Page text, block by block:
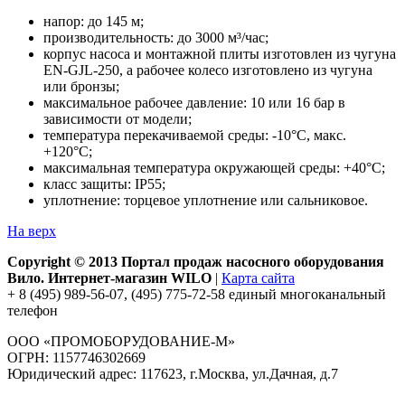
напор: до 145 м;
производительность: до 3000 м³/час;
корпус насоса и монтажной плиты изготовлен из чугуна
EN-GJL-250, а рабочее колесо изготовлено из чугуна
или бронзы;
максимальное рабочее давление: 10 или 16 бар в
зависимости от модели;
температура перекачиваемой среды: -10°С, макс.
+120°С;
максимальная температура окружающей среды: +40°С;
класс защиты: IP55;
уплотнение: торцевое уплотнение или сальниковое.
На верх
Copyright © 2013 Портал продаж насосного оборудования
Вило. Интернет-магазин WILO | Карта сайта
+ 8 (495) 989-56-07, (495) 775-72-58 единый многоканальный
телефон
ООО «ПРОМОБОРУДОВАНИЕ-М»
ОГРН: 1157746302669
Юридический адрес: 117623, г.Москва, ул.Дачная, д.7